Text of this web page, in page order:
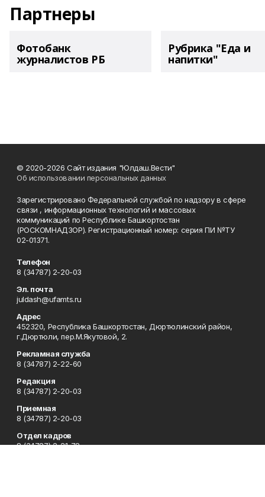
Партнеры
Фотобанк
журналистов РБ
Рубрика "Еда и
напитки"
© 2020-2026 Сайт издания "Юлдаш.Вести"
Об использовании персональных данных
Зарегистрировано Федеральной службой по надзору в сфере
связи , информационных технологий и массовых
коммуникаций по Республике Башкортостан
(РОСКОМНАДЗОР). Регистрационный номер: серия ПИ №ТУ
02-01371.
Телефон
8 (34787) 2-20-03
Эл. почта
juldash@ufamts.ru
Адрес
452320, Республика Башкортостан, Дюртюлинский район,
г.Дюртюли, пер.М.Якутовой, 2.
Рекламная служба
8 (34787) 2-22-60
Редакция
8 (34787) 2-20-03
Приемная
8 (34787) 2-20-03
Отдел кадров
8 (34787) 2-21-78